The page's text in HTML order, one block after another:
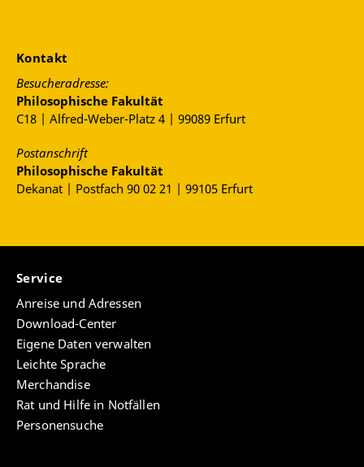
Kontakt
Besucheradresse:
Philosophische Fakultät
C18 | Alfred-Weber-Platz 4 | 99089 Erfurt
Postanschrift
Philosophische Fakultät
Dekanat | Postfach 90 02 21 | 99105 Erfurt
Service
Anreise und Adressen
Download-Center
Eigene Daten verwalten
Leichte Sprache
Merchandise
Rat und Hilfe in Notfällen
Personensuche